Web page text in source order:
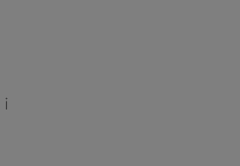
i